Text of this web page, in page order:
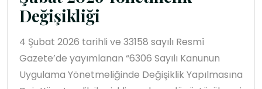
Değişikliği
4 Şubat 2026 tarihli ve 33158 sayılı Resmî
Gazete’de yayımlanan “6306 Sayılı Kanunun
Uygulama Yönetmeliğinde Değişiklik Yapılmasına